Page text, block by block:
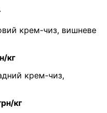
крем-чиз, вишневе
кг
крем-чиз,
кг